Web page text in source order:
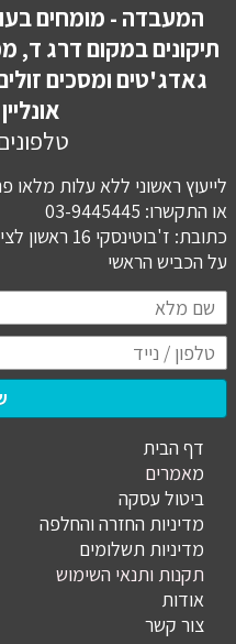
המעבדה - מומחים
תיקונים במקום דרג ד,
גאדג'טים ומסכים
לייעוץ ראשוני ללא עלות מלאו
או התקשרו: 03-9445445
כתובת: ז'בוטינסקי 16 ראשון לציון (חנות חזית)
​​​​​​​על הכביש הראשי
דף הבית
מאמרים
ביטול עסקה
מדיניות החזרה והחלפה
מדיניות תשלומים
תקנות ותנאי השימוש
אודות
צור קשר